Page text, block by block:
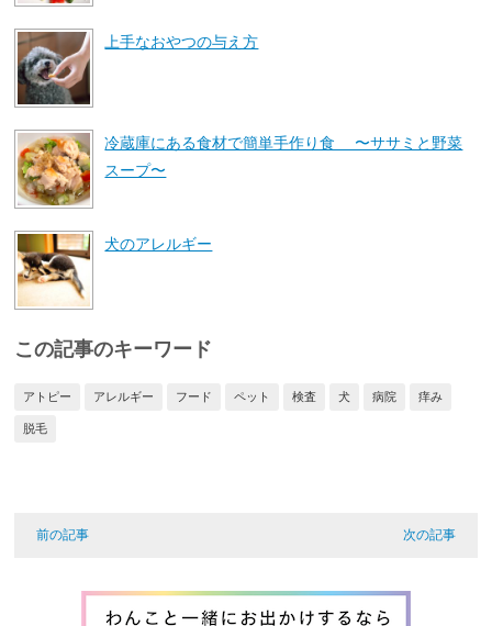
上手なおやつの与え方
冷蔵庫にある食材で簡単手作り食 〜ササミと野菜
スープ〜
犬のアレルギー
この記事のキーワード
アトピー アレルギー フード ペット 検査 犬 病院 痒み
脱毛
前の記事 次の記事